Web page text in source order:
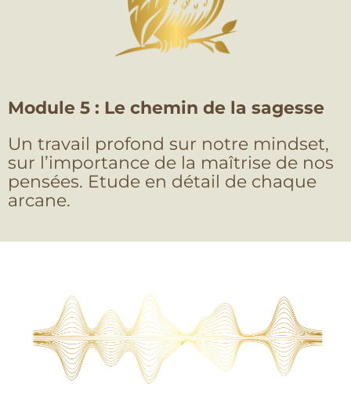
Module 5 : Le chemin de la sagesse
Un travail profond sur notre mindset,
sur l’importance de la maîtrise de nos
pensées. Etude en détail de chaque
arcane.